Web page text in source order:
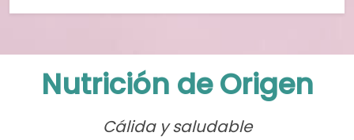
Nutrición de Origen
Cálida y saludable